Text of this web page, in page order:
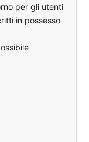
per gli utenti
in possesso